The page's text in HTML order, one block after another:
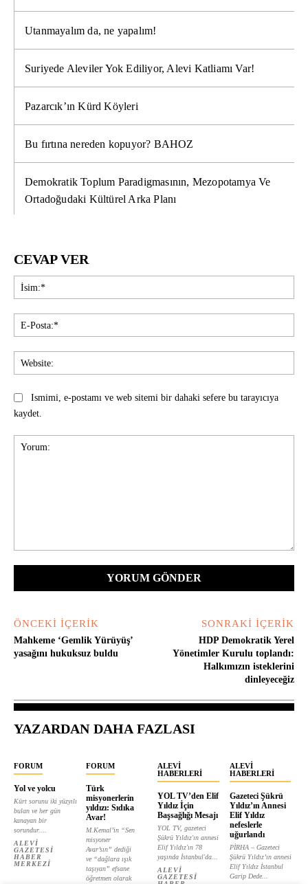
Utanmayalım da, ne yapalım!
Suriyede Aleviler Yok Ediliyor, Alevi Katliamı Var!
Pazarcık’ın Kürd Köyleri
Bu fırtına nereden kopuyor? BAHOZ
Demokratik Toplum Paradigmasının, Mezopotamya Ve
Ortadoğudaki Kültürel Arka Planı
CEVAP VER
Ismimi, e-postamı ve web sitemi bir dahaki sefere bu tarayıcıya
kaydet.
ÖNCEKI İÇERIK
Mahkeme ‘Gemlik Yürüyüş’
yasağını hukuksuz buldu
SONRAKI İÇERIK
HDP Demokratik Yerel
Yönetimler Kurulu toplandı:
Halkımızın isteklerini
dinleyeceğiz
YAZARDAN DAHA FAZLASI
FORUM
Yol ve yolcu
Kürt sorunu iki yüzyılı
bulan ve her gün
kanayan bir
sorundur....
ALEVI
GAZETESI
HABER
MERKEZI
FORUM
Türk
misyonerlerin
yıldızı: Sıdıka
Avar!
M.Kemal’in “Sen
misyoner
Avar’sın” dediği
ve “dağlara ışık
taşıyan” efsane
öğretmen olarak
ALEVI
HABERLERI
YOL TV’den Elif
Yıldız İçin
Başsağlığı Mesajı
YOL TV, gazeteci
Şükrü Yıldız'ın annesi
Elif Yıldız'ın 78
yaşında İstanbul'da...
ALEVI
GAZETESI
ALEVI
HABERLERI
Gazeteci Şükrü
Yıldız’ın Annesi
Elif Yıldız
nefeslerle
uğurlandı
PİRHA – Gazeteci
Şükrü Yıldız’ın annesi
Elif Yıldız İstanbul
Garip Dede...